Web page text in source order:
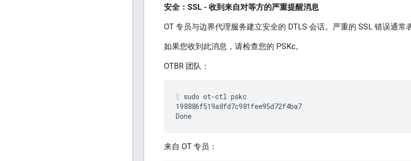
安全：SSL - 收到来自对等方的严重提醒消息
OT 专员与边界代理服务建立安全的 DTLS 会话。严重的 SSL 错误通常
如果您收到此消息，请检查您的 PSKc。
OTBR 团队：
sudo ot-ctl pskc
198886f519a8fd7c981fee95d72f4ba7
来自 OT 专员：